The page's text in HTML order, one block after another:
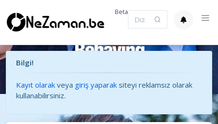
Beta
Bilgi!
Kayıt olarak veya giriş yaparak siteyi reklamsız olarak
kullanabilirsiniz.